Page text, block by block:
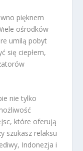
pięknem
ośrodków
umilą pobyt
się ciepłem,
nie tylko
które oferują
szukasz relaksu
Indonezja i